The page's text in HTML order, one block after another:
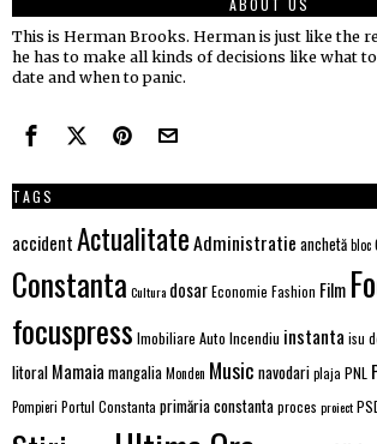
This is Herman Brooks. Herman is just like the
he has to make all kinds of decisions like what
date and when to panic.
TAGS
accidentActualitateAdministratie anchetăbloc
Constanta Cultura dosarEconomie Fashion Film
focuspress Imobiliare Auto Incendiu instanta isu
litoral Mamaia mangaliaMonden Music navodariplaja PNL
Pompieri Portul Constanta primăria constantaproces proiect